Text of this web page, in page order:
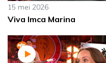
15 mei 2026
Viva Imca Marina